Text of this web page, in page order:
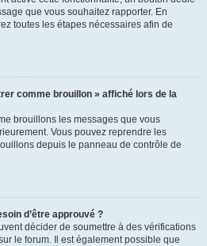
que vous souhaitez rapporter. En
toutes les étapes nécessaires afin de
comme brouillon » affiché lors de la
brouillons les messages que vous
Vous pouvez reprendre les
depuis le panneau de contrôle de
d’être approuvé ?
décider de soumettre à des vérifications
le forum. Il est également possible que